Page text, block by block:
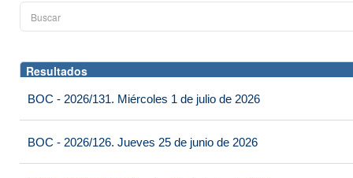
Resultados
BOC - 2026/131. Miércoles 1 de julio de 2026
BOC - 2026/126. Jueves 25 de junio de 2026